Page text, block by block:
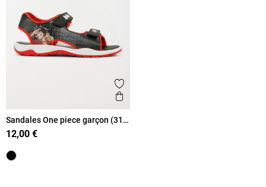
Ajouter aux favoris
Aperçu rapide
Sandales One piece garçon (31-
35)
12,00 €